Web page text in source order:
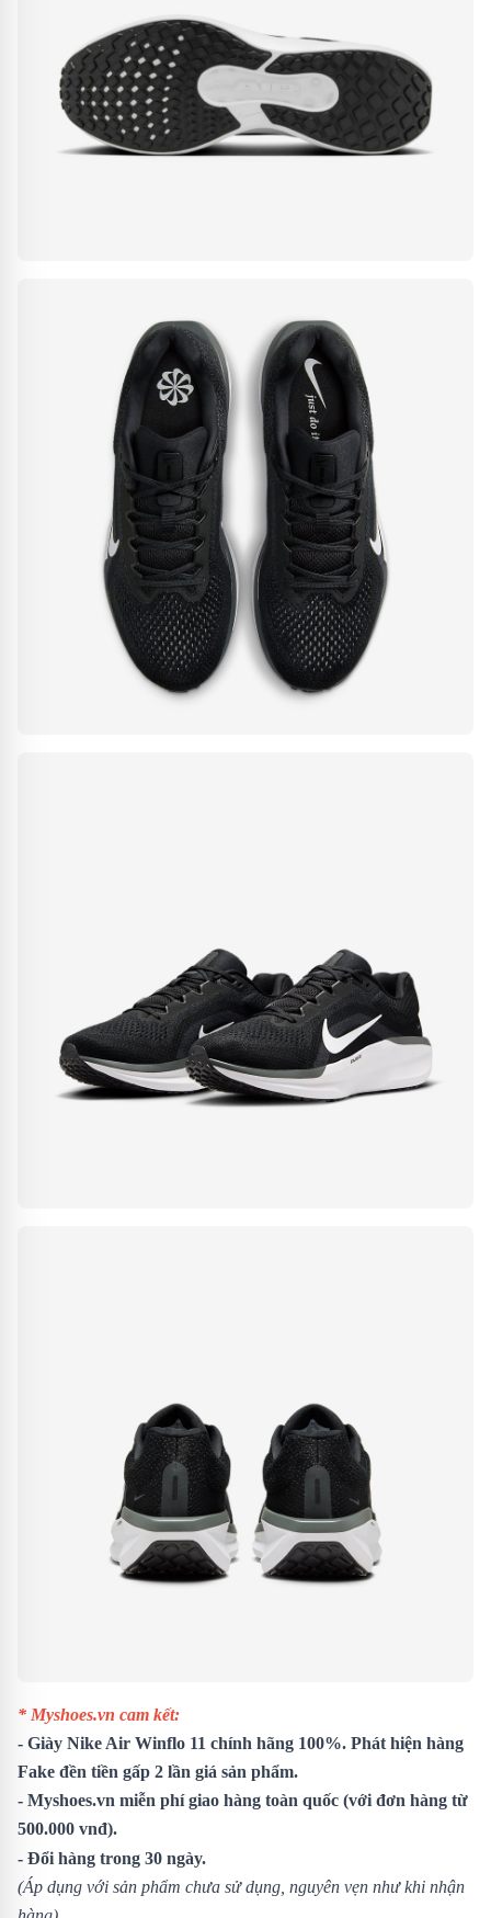
* Myshoes.vn cam kết:
- Giày Nike Air Winflo 11 chính hãng 100%. Phát hiện hàng
Fake đền tiền gấp 2 lần giá sản phẩm.
- Myshoes.vn miễn phí giao hàng toàn quốc (với đơn hàng từ
500.000 vnđ).
- Đổi hàng trong 30 ngày.
(Áp dụng với sản phẩm chưa sử dụng, nguyên vẹn như khi nhận